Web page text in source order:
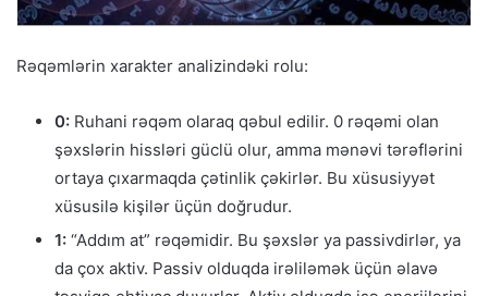
Rəqəmlərin xarakter analizindəki rolu:
0: Ruhani rəqəm olaraq qəbul edilir. 0 rəqəmi olan
şəxslərin hissləri güclü olur, amma mənəvi tərəflərini
ortaya çıxarmaqda çətinlik çəkirlər. Bu xüsusiyyət
xüsusilə kişilər üçün doğrudur.
1: “Addım at” rəqəmidir. Bu şəxslər ya passivdirlər, ya
da çox aktiv. Passiv olduqda irəliləmək üçün əlavə